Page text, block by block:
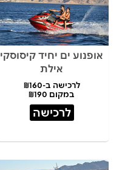
אופנוע ים יחיד קיסוסקי
אילת
לרכישה ב-₪160
במקום ₪190
לרכישה